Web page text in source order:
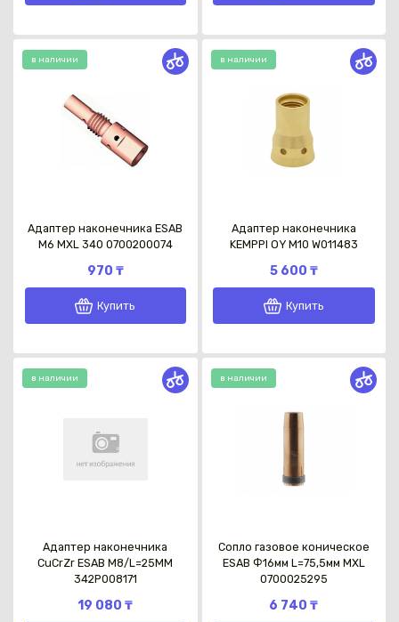
в наличии
Адаптер наконечника ESAB
М6 MXL 340 0700200074
970 ₸
Купить
в наличии
Адаптер наконечника
KEMPPI OY М10 W011483
5 600 ₸
Купить
в наличии
Адаптер наконечника
CuCrZr ESAB M8/L=25MM
342P008171
19 080 ₸
в наличии
Сопло газовое коническое
ESAB Ф16мм L=75,5мм MXL
0700025295
6 740 ₸